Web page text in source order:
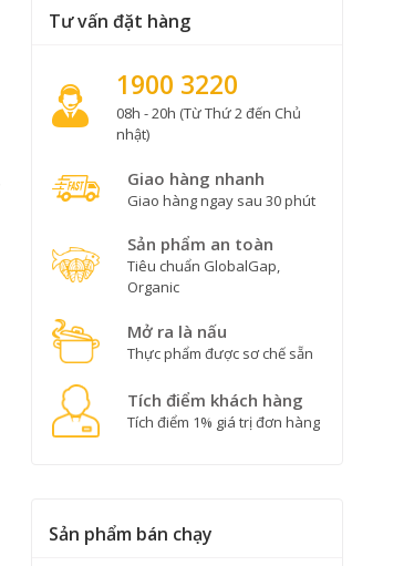
Tư vấn đặt hàng
1900 3220
08h - 20h (Từ Thứ 2 đến Chủ
nhật)
Giao hàng nhanh
Giao hàng ngay sau 30 phút
Sản phẩm an toàn
Tiêu chuẩn GlobalGap,
Organic
Mở ra là nấu
Thực phẩm được sơ chế sẵn
Tích điểm khách hàng
Tích điểm 1% giá trị đơn hàng
Sản phẩm bán chạy